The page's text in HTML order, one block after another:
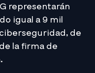
representarán
igual a 9 mil
de
la firma de